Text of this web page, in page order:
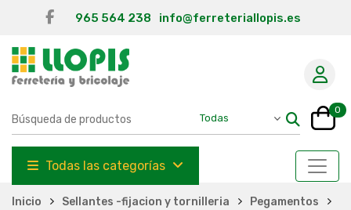
965 564 238 info@ferreteriallopis.es
0
Todas las categorías
Inicio Sellantes -fijacion y tornilleria
Pegamentos